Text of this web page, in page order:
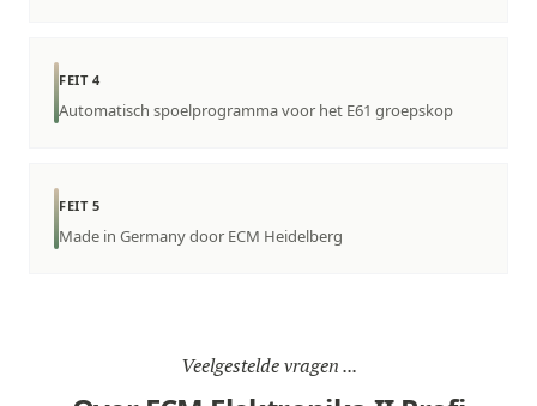
FEIT 4
Automatisch spoelprogramma voor het E61 groepskop
FEIT 5
Made in Germany door ECM Heidelberg
Veelgestelde vragen ...